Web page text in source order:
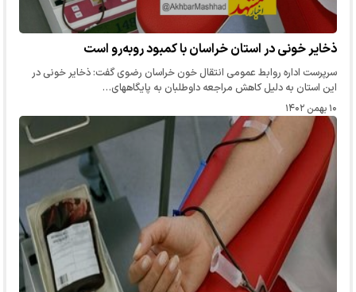
ذخایر خونی در استان خراسان با کمبود روبه‌رو است
سرپرست اداره روابط عمومی انتقال خون خراسان رضوی گفت: ذخایر خونی در
این استان به دلیل کاهش مراجعه داوطلبان به پایگاههای…
۱۰ بهمن ۱۴۰۲